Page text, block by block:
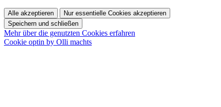
Alle akzeptieren
Nur essentielle Cookies akzeptieren
Speichern und schließen
Mehr über die genutzten Cookies erfahren
Cookie optin by Olli machts